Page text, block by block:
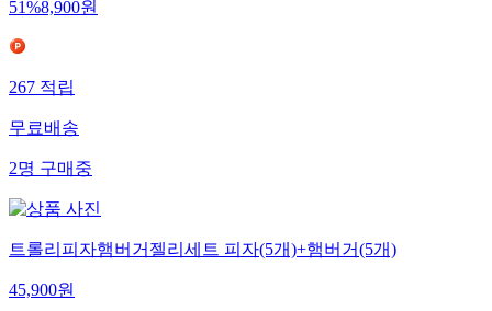
51%8,900원
267적립
무료배송
2명구매중
트롤리피자햄버거젤리세트 피자(5개)+햄버거(5개)
45,900원